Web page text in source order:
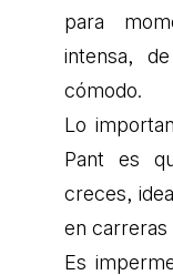
para
intensa,
cómodo.
Lo
Pant es
creces,
en carreras
Es